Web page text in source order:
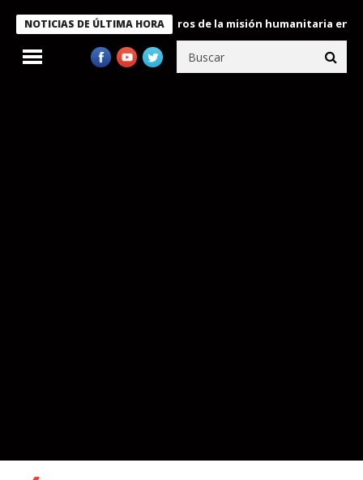
NOTICIAS DE ÚLTIMA HORA
Bukele condecora a miembros de la misión humanitaria enviada a